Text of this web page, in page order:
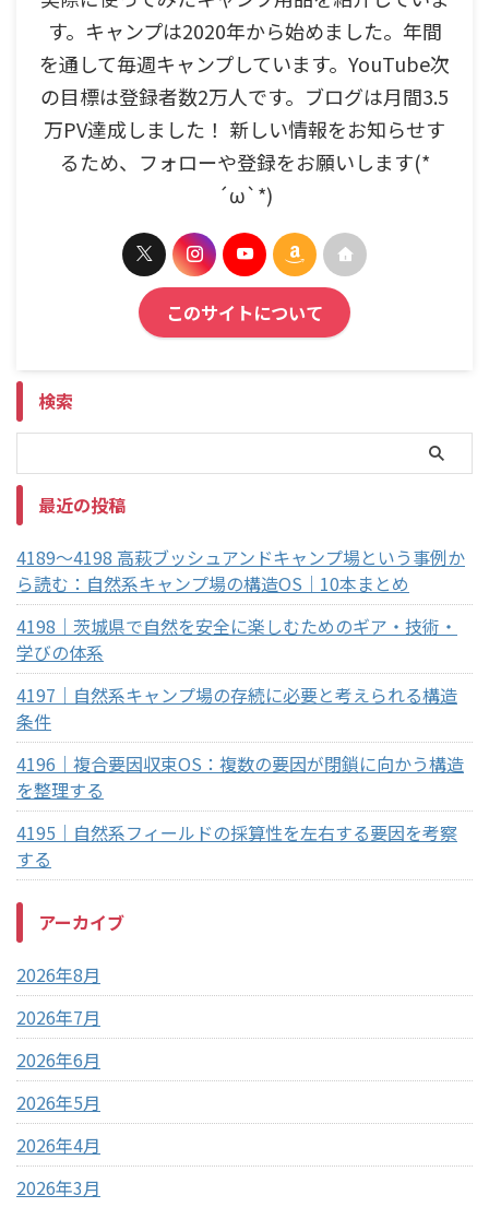
す。キャンプは2020年から始めました。年間
を通して毎週キャンプしています。YouTube次
の目標は登録者数2万人です。ブログは月間3.5
万PV達成しました！ 新しい情報をお知らせす
るため、フォローや登録をお願いします(*
´ω`*)
このサイトについて
検索
最近の投稿
4189～4198 高萩ブッシュアンドキャンプ場という事例か
ら読む：自然系キャンプ場の構造OS｜10本まとめ
4198｜茨城県で自然を安全に楽しむためのギア・技術・
学びの体系
4197｜自然系キャンプ場の存続に必要と考えられる構造
条件
4196｜複合要因収束OS：複数の要因が閉鎖に向かう構造
を整理する
4195｜自然系フィールドの採算性を左右する要因を考察
する
アーカイブ
2026年8月
2026年7月
2026年6月
2026年5月
2026年4月
2026年3月